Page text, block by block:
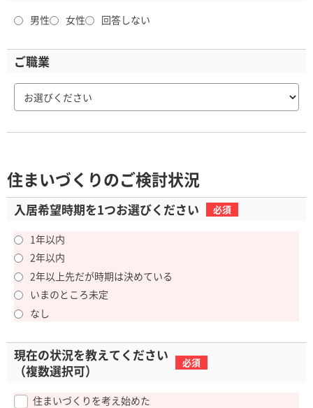
男性 女性 回答しない
ご職業
住まいづくりのご検討状況
入居希望時期を1つお選びください 必須
1年以内
2年以内
2年以上先だが時期は決めている
いまのところ未定
なし
現在の状況を教えてください
（複数選択可）
必須
住まいづくりを考え始めた